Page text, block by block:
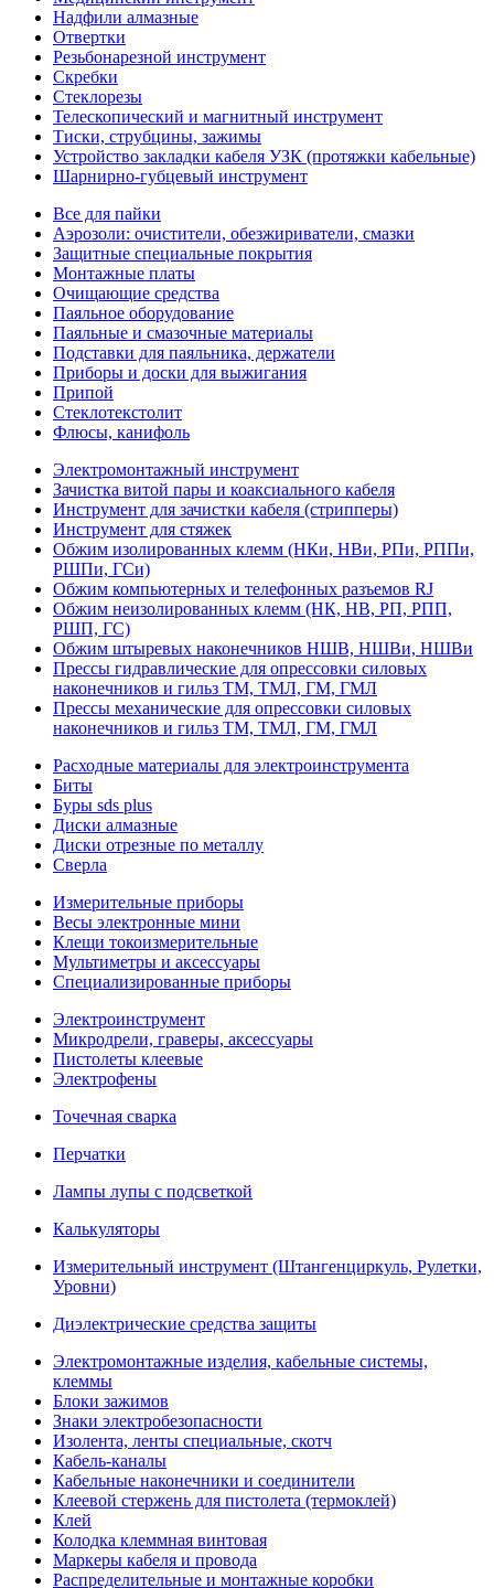
Надфили алмазные
Отвертки
Резьбонарезной инструмент
Скребки
Стеклорезы
Телескопический и магнитный инструмент
Тиски, струбцины, зажимы
Устройство закладки кабеля УЗК (протяжки кабельные)
Шарнирно-губцевый инструмент
Все для пайки
Аэрозоли: очистители, обезжириватели, смазки
Защитные специальные покрытия
Монтажные платы
Очищающие средства
Паяльное оборудование
Паяльные и смазочные материалы
Подставки для паяльника, держатели
Приборы и доски для выжигания
Припой
Стеклотекстолит
Флюсы, канифоль
Электромонтажный инструмент
Зачистка витой пары и коаксиального кабеля
Инструмент для зачистки кабеля (стрипперы)
Инструмент для стяжек
Обжим изолированных клемм (НКи, НВи, РПи, РППи,
РШПи, ГСи)
Обжим компьютерных и телефонных разъемов RJ
Обжим неизолированных клемм (НК, НВ, РП, РПП,
РШП, ГС)
Обжим штыревых наконечников НШВ, НШВи, НШВи
Прессы гидравлические для опрессовки силовых
наконечников и гильз ТМ, ТМЛ, ГМ, ГМЛ
Прессы механические для опрессовки силовых
наконечников и гильз ТМ, ТМЛ, ГМ, ГМЛ
Расходные материалы для электроинструмента
Биты
Буры sds plus
Диски алмазные
Диски отрезные по металлу
Сверла
Измерительные приборы
Весы электронные мини
Клещи токоизмерительные
Мультиметры и аксессуары
Специализированные приборы
Электроинструмент
Микродрели, граверы, аксессуары
Пистолеты клеевые
Электрофены
Точечная сварка
Перчатки
Лампы лупы с подсветкой
Калькуляторы
Измерительный инструмент (Штангенциркуль, Рулетки,
Уровни)
Диэлектрические средства защиты
Электромонтажные изделия, кабельные системы,
клеммы
Блоки зажимов
Знаки электробезопасности
Изолента, ленты специальные, скотч
Кабель-каналы
Кабельные наконечники и соединители
Клеевой стержень для пистолета (термоклей)
Клей
Колодка клеммная винтовая
Маркеры кабеля и провода
Распределительные и монтажные коробки